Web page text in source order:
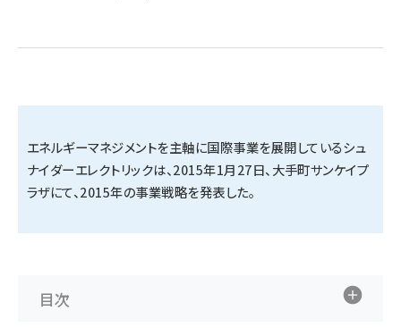
ngn (265)
タンデム (141)
エネルギーマネジメントを主軸に国際事業を展開しているシュ
ナイダーエレクトリックは、2015年1月27日、大手町サンケイプ
ラザにて、2015年の事業戦略を発表した。
目次